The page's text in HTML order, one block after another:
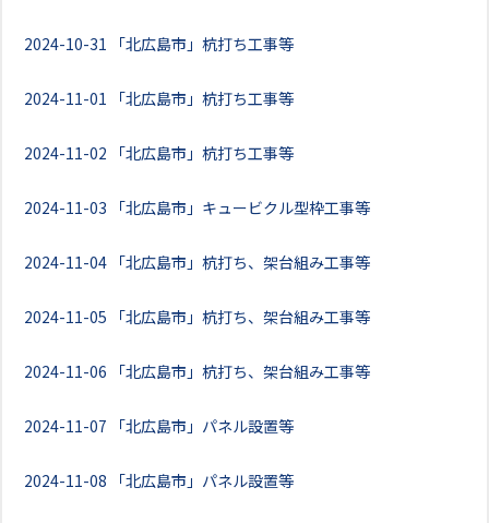
2024-10-31 「北広島市」杭打ち工事等
2024-11-01 「北広島市」杭打ち工事等
2024-11-02 「北広島市」杭打ち工事等
2024-11-03 「北広島市」キュービクル型枠工事等
2024-11-04 「北広島市」杭打ち、架台組み工事等
2024-11-05 「北広島市」杭打ち、架台組み工事等
2024-11-06 「北広島市」杭打ち、架台組み工事等
2024-11-07 「北広島市」パネル設置等
2024-11-08 「北広島市」パネル設置等